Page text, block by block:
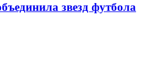
звезд футбола